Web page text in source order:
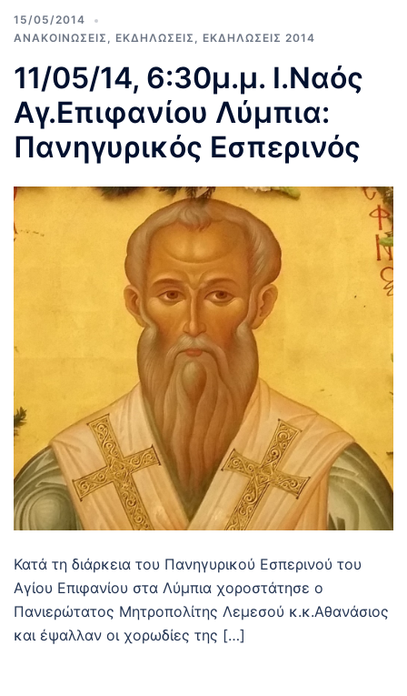
15/05/2014
ΑΝΑΚΟΙΝΩΣΕΙΣ , ΕΚΔΗΛΩΣΕΙΣ , ΕΚΔΗΛΩΣΕΙΣ 2014
11/05/14, 6:30μ.μ. Ι.Ναός
Αγ.Επιφανίου Λύμπια:
Πανηγυρικός Εσπερινός
Κατά τη διάρκεια του Πανηγυρικού Εσπερινού του
Αγίου Επιφανίου στα Λύμπια χοροστάτησε ο
Πανιερώτατος Μητροπολίτης Λεμεσού κ.κ.Αθανάσιος
και έψαλλαν οι χορωδίες της […]